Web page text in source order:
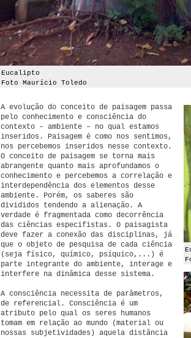
Eucalipto
Foto Maurício Toledo
A evolução do conceito de paisagem passa
pelo conhecimento e consciência do
contexto – ambiente – no qual estamos
inseridos. Paisagem é como nos sentimos,
nos percebemos inseridos nesse contexto.
O conceito de paisagem se torna mais
abrangente quanto mais aprofundamos o
conhecimento e percebemos a correlação e
interdependência dos elementos desse
ambiente. Porém, os saberes são
divididos tendendo a alienação. A
verdade é fragmentada como decorrência
das ciências especifistas. O paisagista
deve fazer a conexão das disciplinas, já
que o objeto de pesquisa de cada ciência
(seja físico, químico, psíquico,...) é
parte integrante do ambiente, interage e
interfere na dinâmica desse sistema.
A consciência necessita de parâmetros,
de referencial. Consciência é um
atributo pelo qual os seres humanos
tomam em relação ao mundo (material ou
nossas subjetividades) aquela distância